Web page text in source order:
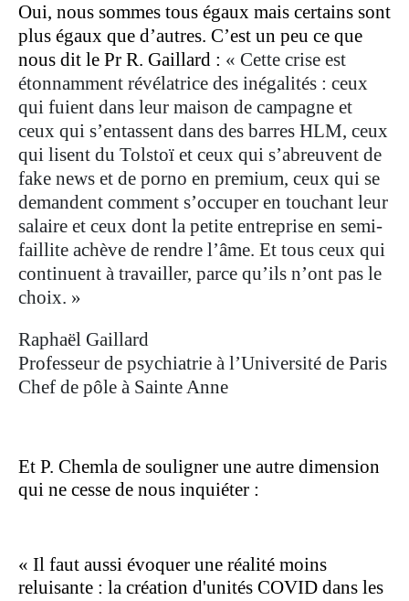
Oui, nous sommes tous égaux mais certains sont
plus égaux que d’autres. C’est un peu ce que
nous dit le Pr R. Gaillard : « Cette crise est
étonnamment révélatrice des inégalités : ceux
qui fuient dans leur maison de campagne et
ceux qui s’entassent dans des barres HLM, ceux
qui lisent du Tolstoï et ceux qui s’abreuvent de
fake news et de porno en premium, ceux qui se
demandent comment s’occuper en touchant leur
salaire et ceux dont la petite entreprise en semi-
faillite achève de rendre l’âme. Et tous ceux qui
continuent à travailler, parce qu’ils n’ont pas le
choix. »
Raphaël Gaillard
Professeur de psychiatrie à l’Université de Paris
Chef de pôle à Sainte Anne
Et P. Chemla de souligner une autre dimension
qui ne cesse de nous inquiéter :
« Il faut aussi évoquer une réalité moins
reluisante : la création d'unités COVID dans les